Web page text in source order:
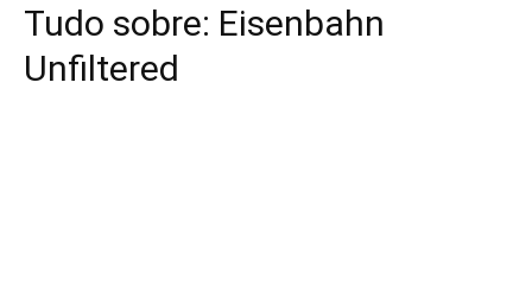
Tudo sobre: Eisenbahn
Unfiltered